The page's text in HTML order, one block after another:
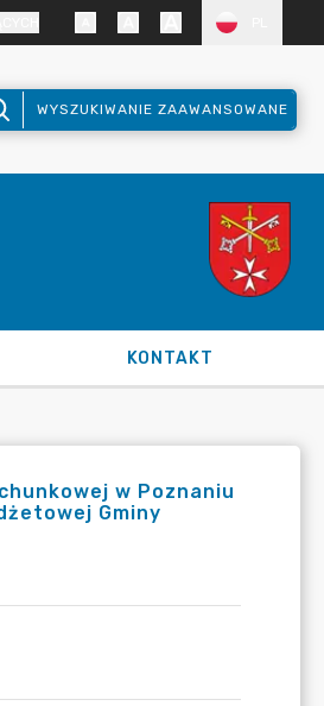
WYSZUKIWANIE ZAAWANSOWANE
KONTAKT
w Poznaniu
Gminy